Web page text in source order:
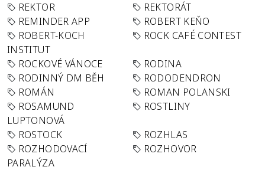
REKTOR
REKTORÁT
REMINDER APP
ROBERT KEŇO
ROBERT-KOCH
INSTITUT
ROCK CAFÉ CONTEST
ROCKOVÉ VÁNOCE
RODINA
RODINNÝ DM BĚH
RODODENDRON
ROMÁN
ROMAN POLANSKI
ROSAMUND
LUPTONOVÁ
ROSTLINY
ROSTOCK
ROZHLAS
ROZHODOVACÍ
PARALÝZA
ROZHOVOR